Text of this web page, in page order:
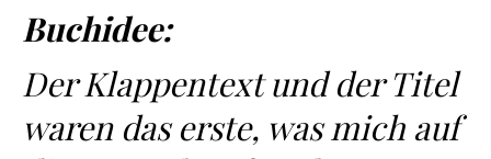
Buchidee:
Der Klappentext und der Titel
waren das erste, was mich auf